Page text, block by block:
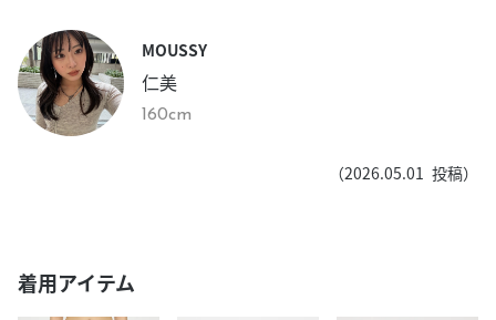
MOUSSY
仁美
160cm
（2026.05.01 投稿）
着用アイテム